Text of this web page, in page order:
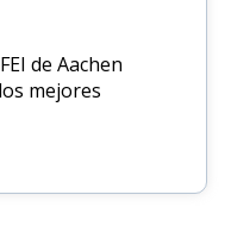
de Aachen
mejores